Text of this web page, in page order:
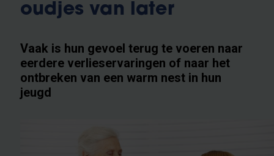
oudjes van later
Vaak is hun gevoel terug te voeren naar
eerdere verlieservaringen of naar het
ontbreken van een warm nest in hun
jeugd